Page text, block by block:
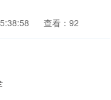
查看：92